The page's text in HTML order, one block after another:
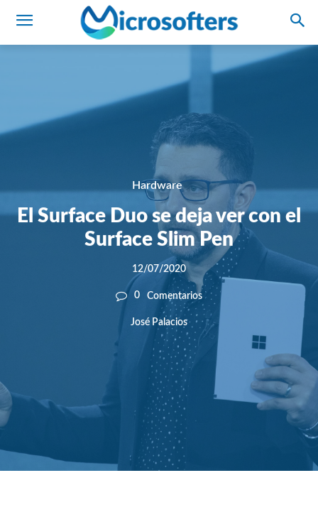
Hardware
El Surface Duo se deja ver con el
Surface Slim Pen
12/07/2020
0 Comentarios
José Palacios